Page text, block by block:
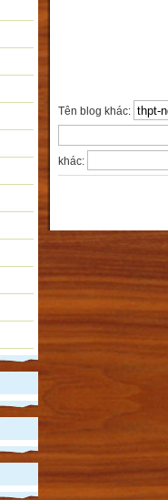
Tên blog khác:
khác: